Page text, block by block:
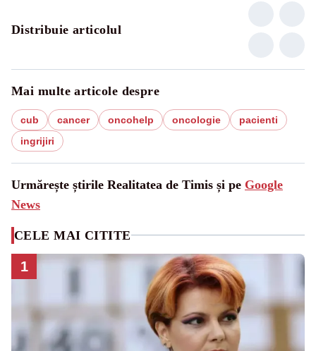
Distribuie articolul
Mai multe articole despre
cub cancer oncohelp oncologie
pacienti
ingrijiri
Urmărește știrile Realitatea de Timis și pe Google
News
CELE MAI CITITE
1